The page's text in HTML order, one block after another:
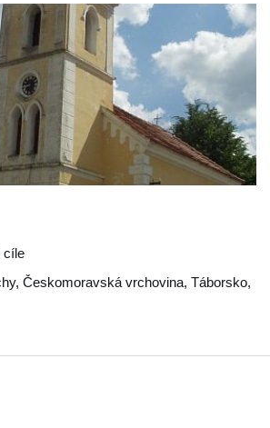
cíle
, Českomoravská vrchovina, Táborsko,